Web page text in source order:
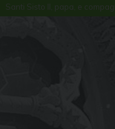
Santi Sisto II, papa, e